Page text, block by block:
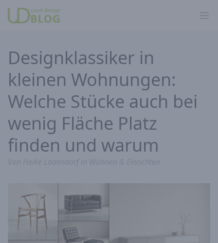
Designklassiker in
kleinen Wohnungen:
Welche Stücke auch bei
wenig Fläche Platz
finden und warum